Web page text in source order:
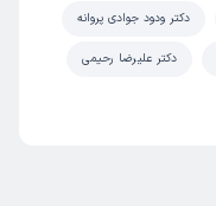
دکتر ودود جوادی پروانه
دکتر علیرضا رحیمی